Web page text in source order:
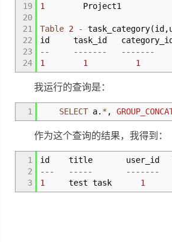
19
20
21
22
23
24
1
Project1
Table 2 - task_category(id ,
id task_id category_id
-- ------- -------
1
1 1
我运行的查询是：
1 SELECT a. * ,
作为这个查询的结果，我得到：
1
2
3
id title user_id
- -- ----- -------
1
test task 1